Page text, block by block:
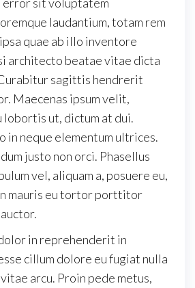
laudantium, totam rem
quae ab illo inventore
architecto beatae vitae dicta
sagittis hendrerit
Maecenas ipsum velit,
lobortis ut, dictum at dui.
in neque elementum ultrices.
justo non orci. Phasellus
vel, aliquam a, posuere eu,
mauris eu tortor porttitor
in reprehenderit in
cillum dolore eu fugiat nulla
arcu. Proin pede metus,